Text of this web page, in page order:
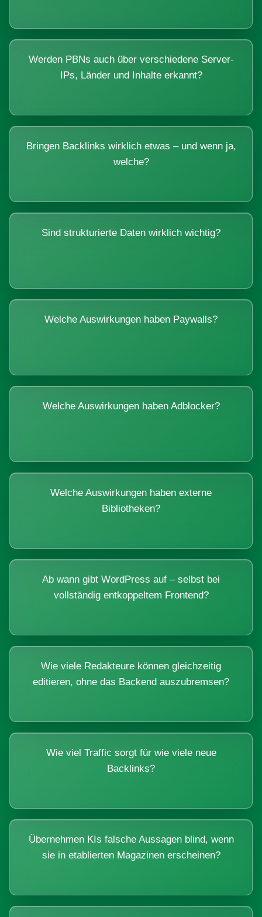
Werden PBNs auch über verschiedene Server-
IPs, Länder und Inhalte erkannt?
Bringen Backlinks wirklich etwas – und wenn ja,
welche?
Sind strukturierte Daten wirklich wichtig?
Welche Auswirkungen haben Paywalls?
Welche Auswirkungen haben Adblocker?
Welche Auswirkungen haben externe
Bibliotheken?
Ab wann gibt WordPress auf – selbst bei
vollständig entkoppeltem Frontend?
Wie viele Redakteure können gleichzeitig
editieren, ohne das Backend auszubremsen?
Wie viel Traffic sorgt für wie viele neue
Backlinks?
Übernehmen KIs falsche Aussagen blind, wenn
sie in etablierten Magazinen erscheinen?